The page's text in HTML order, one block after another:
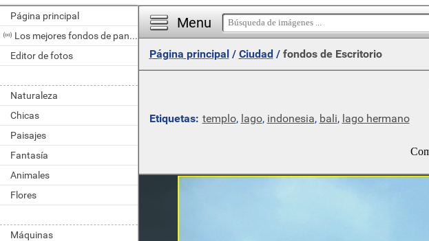
Página principal
Los mejores fondos de pantalla del día
Editor de fotos
Naturaleza
Chicas
Paisajes
Fantasía
Animales
Flores
Máquinas
Menu
Página principal/ Ciudad/ fondos de Escritorio
Etiquetas: templo, lago, indonesia, bali, lago hermano